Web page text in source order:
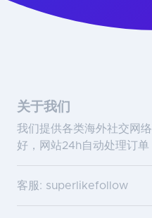
关于我们
我们提供各类海外社交网
好，网站24h自动处理订单
客服: superlikefollow